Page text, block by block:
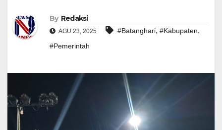
By Redaksi
AGU 23, 2025 #Batanghari, #Kabupaten,
#Pemerintah